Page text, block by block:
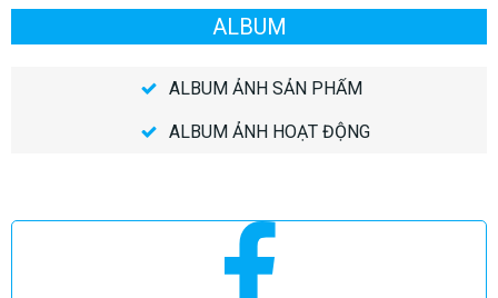
ALBUM
ALBUM ẢNH SẢN PHẨM
ALBUM ẢNH HOẠT ĐỘNG